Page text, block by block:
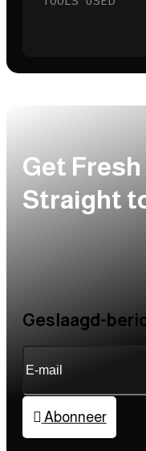
Get
Straight
Geslaagd-
Abonneer